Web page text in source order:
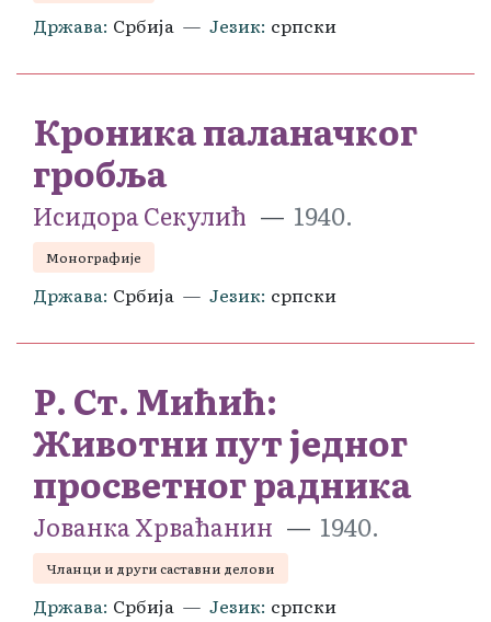
Држава Србија Језик српски
Кроника паланачког
гробља
Исидора Секулић 1940.
Монографије
Држава Србија Језик српски
Р. Ст. Мићић:
Животни пут једног
просветног радника
Јованка Хрваћанин 1940.
Чланци и други саставни делови
Држава Србија Језик српски